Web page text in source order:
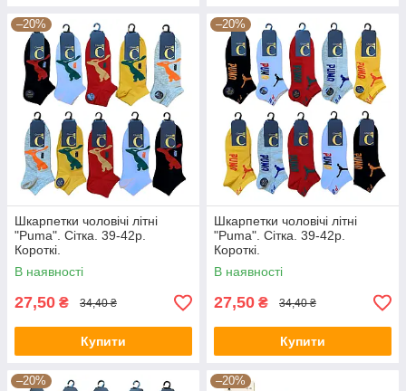
–20%
Шкарпетки чоловічі літні
"Puma". Сітка. 39-42р.
Короткі.
В наявності
27,50 ₴ 34,40 ₴
Купити
–20%
Шкарпетки чоловічі літні
"Puma". Сітка. 39-42р.
Короткі.
В наявності
27,50 ₴ 34,40 ₴
Купити
–20% –20%